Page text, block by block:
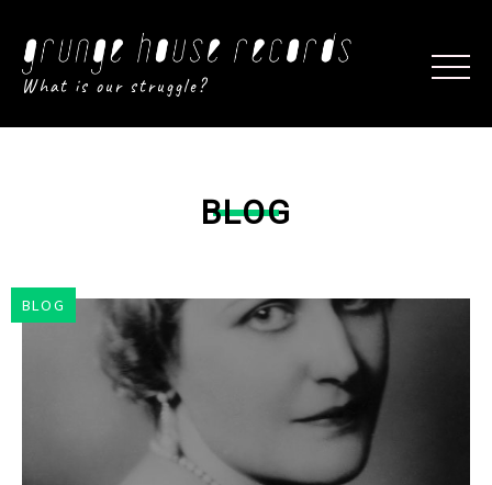
What is our struggle?
BLOG
BLOG